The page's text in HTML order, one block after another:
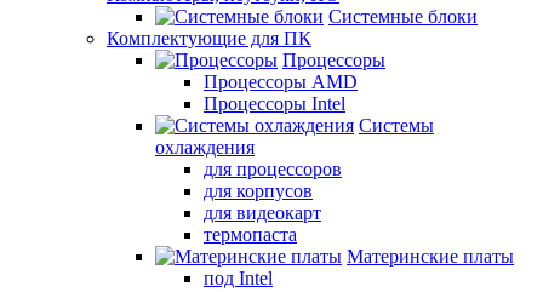
Системные блоки
Комплектующие для ПК
Процессоры
Процессоры AMD
Процессоры Intel
Системы
охлаждения
для процессоров
для корпусов
для видеокарт
термопаста
Материнские платы
под Intel